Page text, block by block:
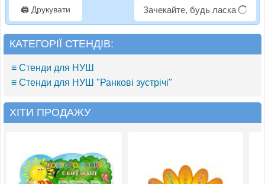
🖨️ Друкувати Зачекайте, будь ласка
КАТЕГОРІЇ СТЕНДІВ:
≡ Стенди для НУШ
≡ Стенди для НУШ "Ранкові зустрічі"
ХІТИ ПРОДАЖУ